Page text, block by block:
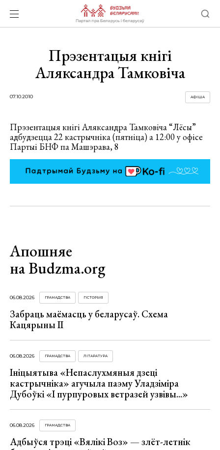
Прэзентацыя кнігі
Аляксандра Тамковіча
07.10.2010 АФІША
Прэзентацыя кнігі Аляксандра Тамковіча “Лёсы”
адбудзецца 22 кастрычніка (пятніца) а 12:00 у офісе
Партыі БНФ па Машэрава, 8
Апошняе
на Budzma.org
06.08.2026 ГРАМАДСТВА ГІСТОРЫЯ
Забраць маёмасць у беларусаў. Схема
Кацярыны ІІ
06.08.2026 ГРАМАДСТВА ЛІТАРАТУРА
Ініцыятыва «Непаслухмяныя дзеці
кастрычніка» агучыла паэму Уладзіміра
Дубоўкі «І пурпуровых ветразей узвівы...»
06.08.2026 ГРАМАДСТВА
Адбыўся трэці «Вялікі Воз» — злёт-летнік